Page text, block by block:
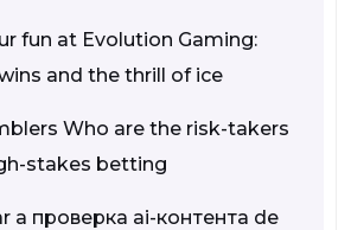
fun at Evolution Gaming:
and the thrill of ice
Who are the risk-takers
stakes betting
a проверка ai-контента de